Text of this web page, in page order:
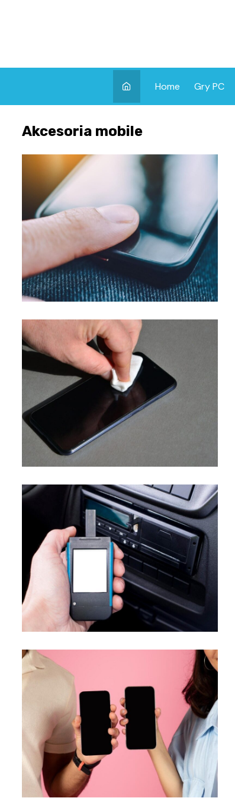
Home Gry PC
Akcesoria mobile